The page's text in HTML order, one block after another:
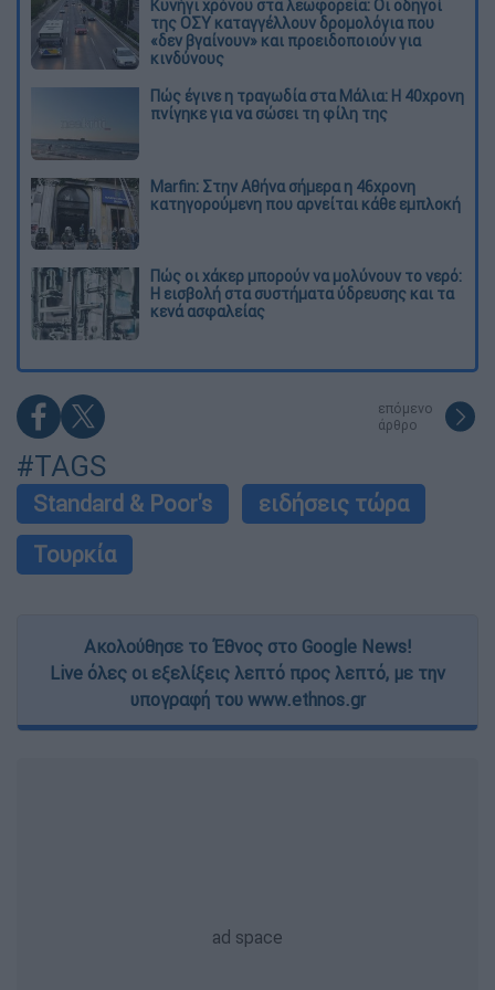
Κυνήγι χρόνου στα λεωφορεία: Οι οδηγοί
της ΟΣΥ καταγγέλλουν δρομολόγια που
«δεν βγαίνουν» και προειδοποιούν για
κινδύνους
Πώς έγινε η τραγωδία στα Μάλια: Η 40χρονη
πνίγηκε για να σώσει τη φίλη της
Marfin: Στην Αθήνα σήμερα η 46χρονη
κατηγορούμενη που αρνείται κάθε εμπλοκή
Πώς οι χάκερ μπορούν να μολύνουν το νερό:
Η εισβολή στα συστήματα ύδρευσης και τα
κενά ασφαλείας
επόμενο
άρθρο
#TAGS
Standard & Poor's
ειδήσεις τώρα
Τουρκία
Ακολούθησε το Έθνος στο Google News!
Live όλες οι εξελίξεις λεπτό προς λεπτό, με την
υπογραφή του www.ethnos.gr